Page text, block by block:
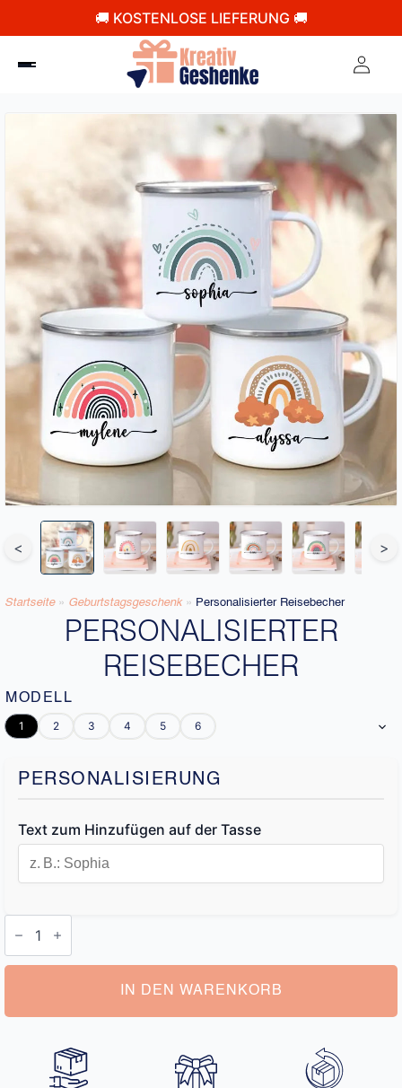
🚚 KOSTENLOSE LIEFERUNG 🚚
< >
Startseite » Geburtstagsgeschenk » Personalisierter Reisebecher
PERSONALISIERTER
REISEBECHER
MODELL
1 2 3 4 5 6
PERSONALISIERUNG
Text zum Hinzufügen auf der Tasse
Personalisierter
Reisebecher
IN DEN WARENKORB